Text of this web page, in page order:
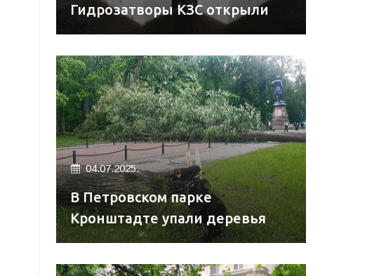
Гидрозатворы КЗС открыли
04.07.2025.
В Петровском парке
Кронштадте упали деревья